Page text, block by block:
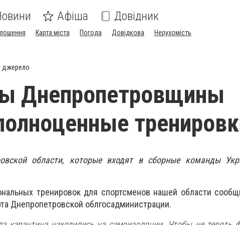
Афіша Довідник
Карта міста Погода Довідкова Нерухомість
джерело
Днепропетровщины
области, которые входят в сборные команды
тренировок для спортсменов нашей области
Днепропетровской облгосадминистрации.